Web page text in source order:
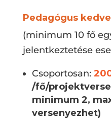
Pedagógus
(minimum 10 fő
jelentkeztetése
Csoportosan:
/fő/
minimum 2,
versenyezhet)